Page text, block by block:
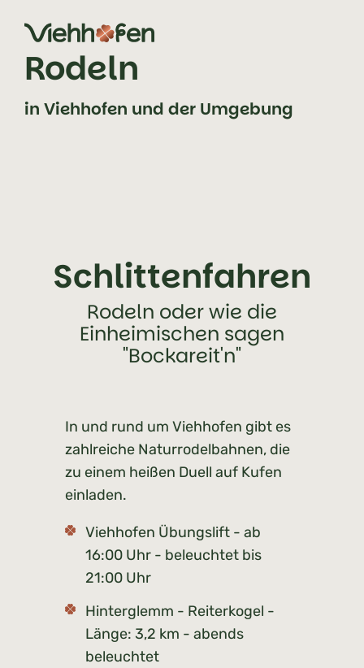
Zum Inhalt springen (Alt+0)
Zum Hauptmenü springen (Alt+1)
Rodeln
in Viehhofen und der Umgebung
Schlittenfahren
Rodeln oder wie die
Einheimischen sagen
"Bockareit'n"
In und rund um Viehhofen gibt es
zahlreiche Naturrodelbahnen, die
zu einem heißen Duell auf Kufen
einladen.
Viehhofen Übungslift - ab
16:00 Uhr - beleuchtet bis
21:00 Uhr
Hinterglemm - Reiterkogel -
Länge: 3,2 km - abends
beleuchtet